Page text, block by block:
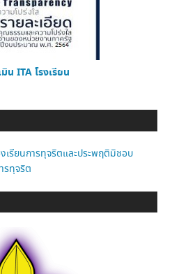
น ITA โรงเรียน
เรียนการทุจริตและประพฤติมิชอบ
รทุจริต